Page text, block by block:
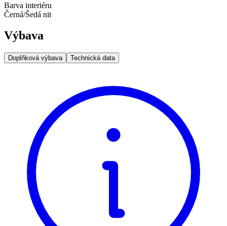
Barva interiéru
Černá/Šedá nit
Výbava
Doplňková výbava Technická data